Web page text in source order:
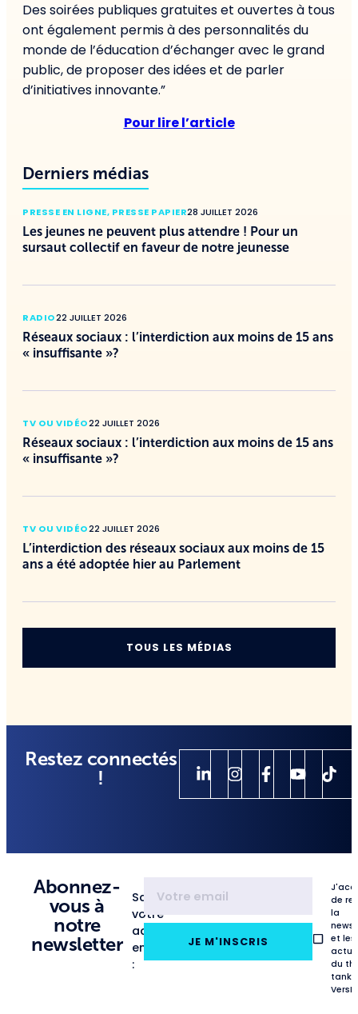
Des soirées publiques gratuites et ouvertes à tous
ont également permis à des personnalités du
monde de l’éducation d’échanger avec le grand
public, de proposer des idées et de parler
d’initiatives innovante.”
Pour lire l’article
Derniers médias
PRESSE EN LIGNE, PRESSE PAPIER28 JUILLET 2026
Les jeunes ne peuvent plus attendre ! Pour un
sursaut collectif en faveur de notre jeunesse
RADIO22 JUILLET 2026
Réseaux sociaux : l’interdiction aux moins de 15 ans
« insuffisante »?
TV OU VIDÉO22 JUILLET 2026
Réseaux sociaux : l’interdiction aux moins de 15 ans
« insuffisante »?
TV OU VIDÉO22 JUILLET 2026
L’interdiction des réseaux sociaux aux moins de 15
ans a été adoptée hier au Parlement
TOUS LES MÉDIAS
Restez connectés
!
Abonnez-
vous à
notre
newsletter
Saisissez
votre
adresse
email
:
JE M'INSCRIS
de
la
et les
du
tank